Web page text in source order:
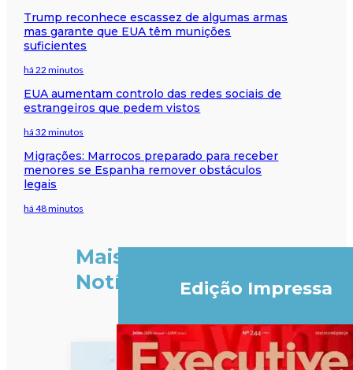
Trump reconhece escassez de algumas armas
mas garante que EUA têm munições
suficientes
há 22 minutos
EUA aumentam controlo das redes sociais de
estrangeiros que pedem vistos
há 32 minutos
Migrações: Marrocos preparado para receber
menores se Espanha remover obstáculos
legais
há 48 minutos
Mais
Notícias
Edição Impressa